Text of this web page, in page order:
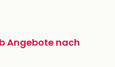
Angebote nach